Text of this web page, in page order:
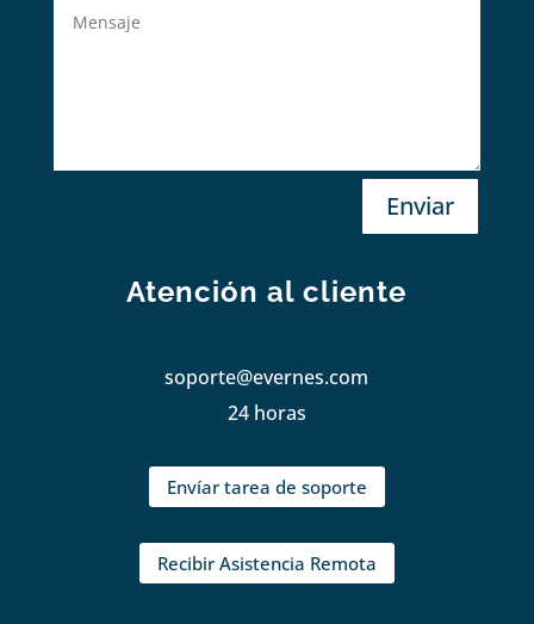
Enviar
Atención al cliente
soporte@evernes.com
24 horas
Envíar tarea de soporte
Recibir Asistencia Remota